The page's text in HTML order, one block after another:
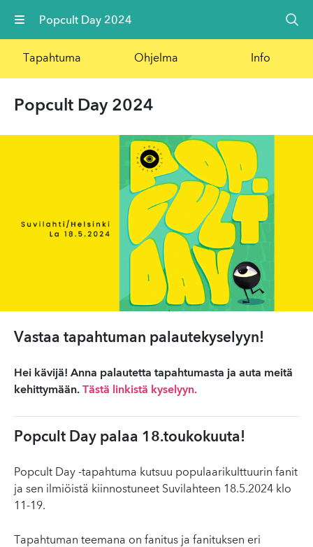
Valikko Popcult Day 2024
Tapahtuma Ohjelma Info
Popcult Day 2024
Vastaa tapahtuman palautekyselyyn!
Hei kävijä! Anna palautetta tapahtumasta ja auta meitä
kehittymään. Tästä linkistä kyselyyn.
Popcult Day palaa 18.toukokuuta!
Popcult Day -tapahtuma kutsuu populaarikulttuurin fanit
ja sen ilmiöistä kiinnostuneet Suvilahteen 18.5.2024 klo
11-19.
Tapahtuman teemana on fanitus ja fanituksen eri